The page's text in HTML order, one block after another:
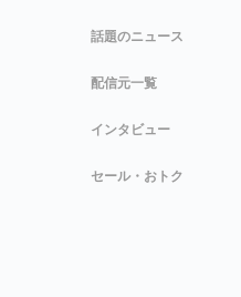
話題のニュース
配信元一覧
インタビュー
セール・おトク